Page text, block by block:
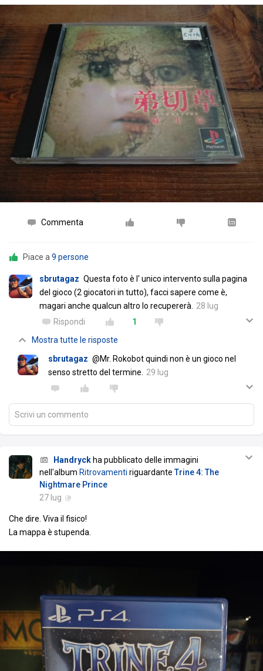
Commenta
Piace a 9 persone
sbrutagaz Questa foto è l' unico intervento sulla pagina
del gioco (2 giocatori in tutto), facci sapere come è,
magari anche qualcun altro lo recupererà.
28 lug
Rispondi
1
Mostra tutte le risposte
sbrutagaz @Mr. Rokobot quindi non è un gioco nel
senso stretto del termine.
29 lug
Scrivi un commento
Handryck ha pubblicato delle immagini
nell'album Ritrovamenti riguardanteTrine 4: The
Nightmare Prince
27 lug
Che dire. Viva il fisico!
La mappa è stupenda.